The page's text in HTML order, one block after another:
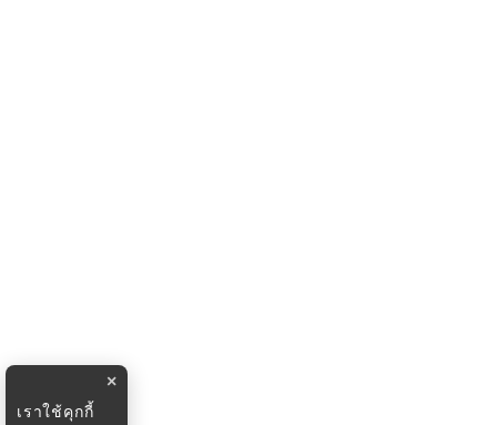
×
เราใช้คุกกี้